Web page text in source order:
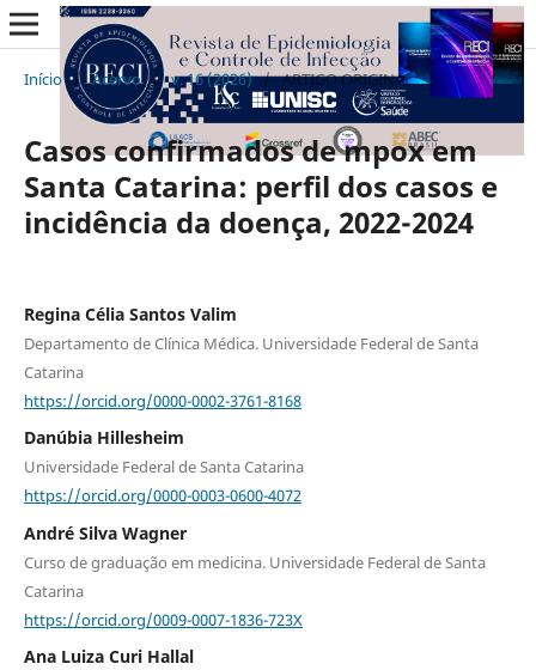
Início / Acervo / v. 16 (2026) / ARTIGO ORIGINAL
Casos confirmados de mpox em
Santa Catarina: perfil dos casos e
incidência da doença, 2022-2024
Regina Célia Santos Valim
Departamento de Clínica Médica. Universidade Federal de Santa
Catarina
https://orcid.org/0000-0002-3761-8168
Danúbia Hillesheim
Universidade Federal de Santa Catarina
https://orcid.org/0000-0003-0600-4072
André Silva Wagner
Curso de graduação em medicina. Universidade Federal de Santa
Catarina
https://orcid.org/0009-0007-1836-723X
Ana Luiza Curi Hallal